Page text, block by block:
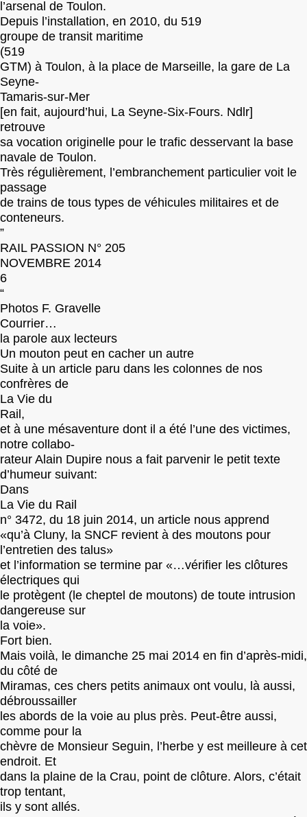
l’arsenal de Toulon.
Depuis l’installation, en 2010, du 519
groupe de transit maritime
(519
GTM) à Toulon, à la place de Marseille, la gare de La
Seyne-
Tamaris-sur-Mer
[en fait, aujourd’hui, La Seyne-Six-Fours. Ndlr]
retrouve
sa vocation originelle pour le trafic desservant la base
navale de Toulon.
Très régulièrement, l’embranchement particulier voit le
passage
de trains de tous types de véhicules militaires et de
conteneurs.
”
RAIL PASSION N° 205
NOVEMBRE 2014
6
“
Photos F. Gravelle
Courrier…
la parole aux lecteurs
Un mouton peut en cacher un autre
Suite à un article paru dans les colonnes de nos
confrères de
La Vie du
Rail,
et à une mésaventure dont il a été l’une des victimes,
notre collabo-
rateur Alain Dupire nous a fait parvenir le petit texte
d’humeur suivant:
Dans
La Vie du Rail
n° 3472, du 18 juin 2014, un article nous apprend
«qu’à Cluny, la SNCF revient à des moutons pour
l’entretien des talus»
et l’information se termine par «…vérifier les clôtures
électriques qui
le protègent (le cheptel de moutons) de toute intrusion
dangereuse sur
la voie».
Fort bien.
Mais voilà, le dimanche 25 mai 2014 en fin d’après-midi,
du côté de
Miramas, ces chers petits animaux ont voulu, là aussi,
débroussailler
les abords de la voie au plus près. Peut-être aussi,
comme pour la
chèvre de Monsieur Seguin, l’herbe y est meilleure à cet
endroit. Et
dans la plaine de la Crau, point de clôture. Alors, c’était
trop tentant,
ils y sont allés.